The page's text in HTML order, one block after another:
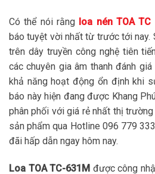
Có thể nói rằng loa nén TOA TC
báo tuyệt vời nhất từ trước tới
trên dây truyền công nghệ tiên
các chuyên gia âm thanh đánh
khả năng hoạt động ổn định khi
báo này hiện đang được Khang
phân phối với giá rẻ nhất thị
sản phẩm qua Hotline 096 779
đãi hấp dẫn ngay hôm nay.
Loa TOA TC-631M được công